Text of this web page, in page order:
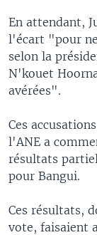
En attendant,
l'écart "pour
selon la
N'kouet
avérées".
Ces
l'ANE a
résultats
pour Bangui.
Ces résultats,
vote, faisaient